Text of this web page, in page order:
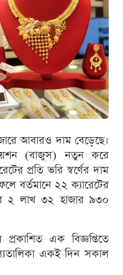
আবারও দাম বেড়েছে।
(বাজুস) নতুন করে
প্রতি ভরি স্বর্ণের দাম
বর্তমানে ২২ ক্যারেটের
২ লাখ ৩২ হাজার ৯৩০
এক বিজ্ঞপ্তিতে
একই দিন সকাল